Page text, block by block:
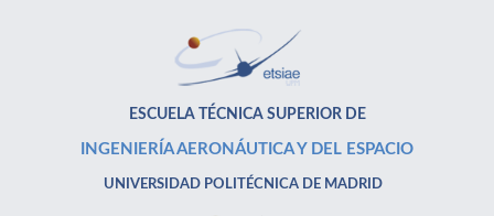
ESCUELA TÉCNICA SUPERIOR DE
INGENIERÍA AERONÁUTICA Y DEL ESPACIO
UNIVERSIDAD POLITÉCNICA DE MADRID